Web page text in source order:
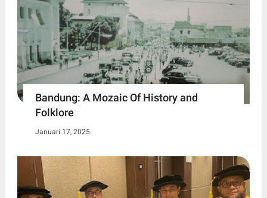
Bandung: A Mozaic Of History and
Folklore
Januari 17, 2025